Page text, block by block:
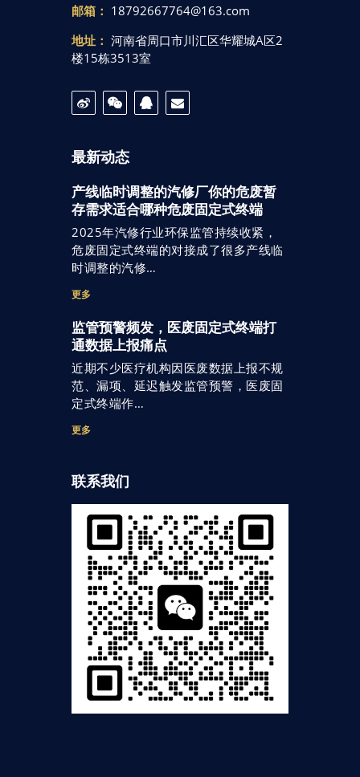
邮箱： 18792667764@163.com
地址： 河南省周口市川汇区华耀城A区2
楼15栋3513室
最新动态
产线临时调整的汽修厂你的危废暂
存需求适合哪种危废固定式终端
2025年汽修行业环保监管持续收紧，
危废固定式终端的对接成了很多产线临
时调整的汽修…
更多
监管预警频发，医废固定式终端打
通数据上报痛点
近期不少医疗机构因医废数据上报不规
范、漏项、延迟触发监管预警，医废固
定式终端作…
更多
联系我们